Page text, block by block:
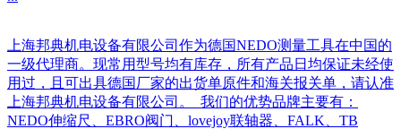
上海邦典机电设备有限公司作为德国NEDO测量工具在中国的
一级代理商。现常用型号均有库存，所有产品日均保证未经使
用过，且可出具德国厂家的出货单原件和海关报关单，请认准
上海邦典机电设备有限公司。 我们的优势品牌主要有：
NEDO伸缩尺、EBRO阀门、lovejoy联轴器、FALK、TB